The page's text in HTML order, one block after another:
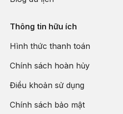
Quý khách dùng bữa tối,
02:00 - 05:45 về TPHCM.
Đến TPHCM, HDV chia
khách.
xếp của Hướng Dẫn Viên
Thông tin hữu ích
Hình thức thanh toán
Chính sách hoàn hủy
Điều khoản sử dụng
Chính sách bảo mật